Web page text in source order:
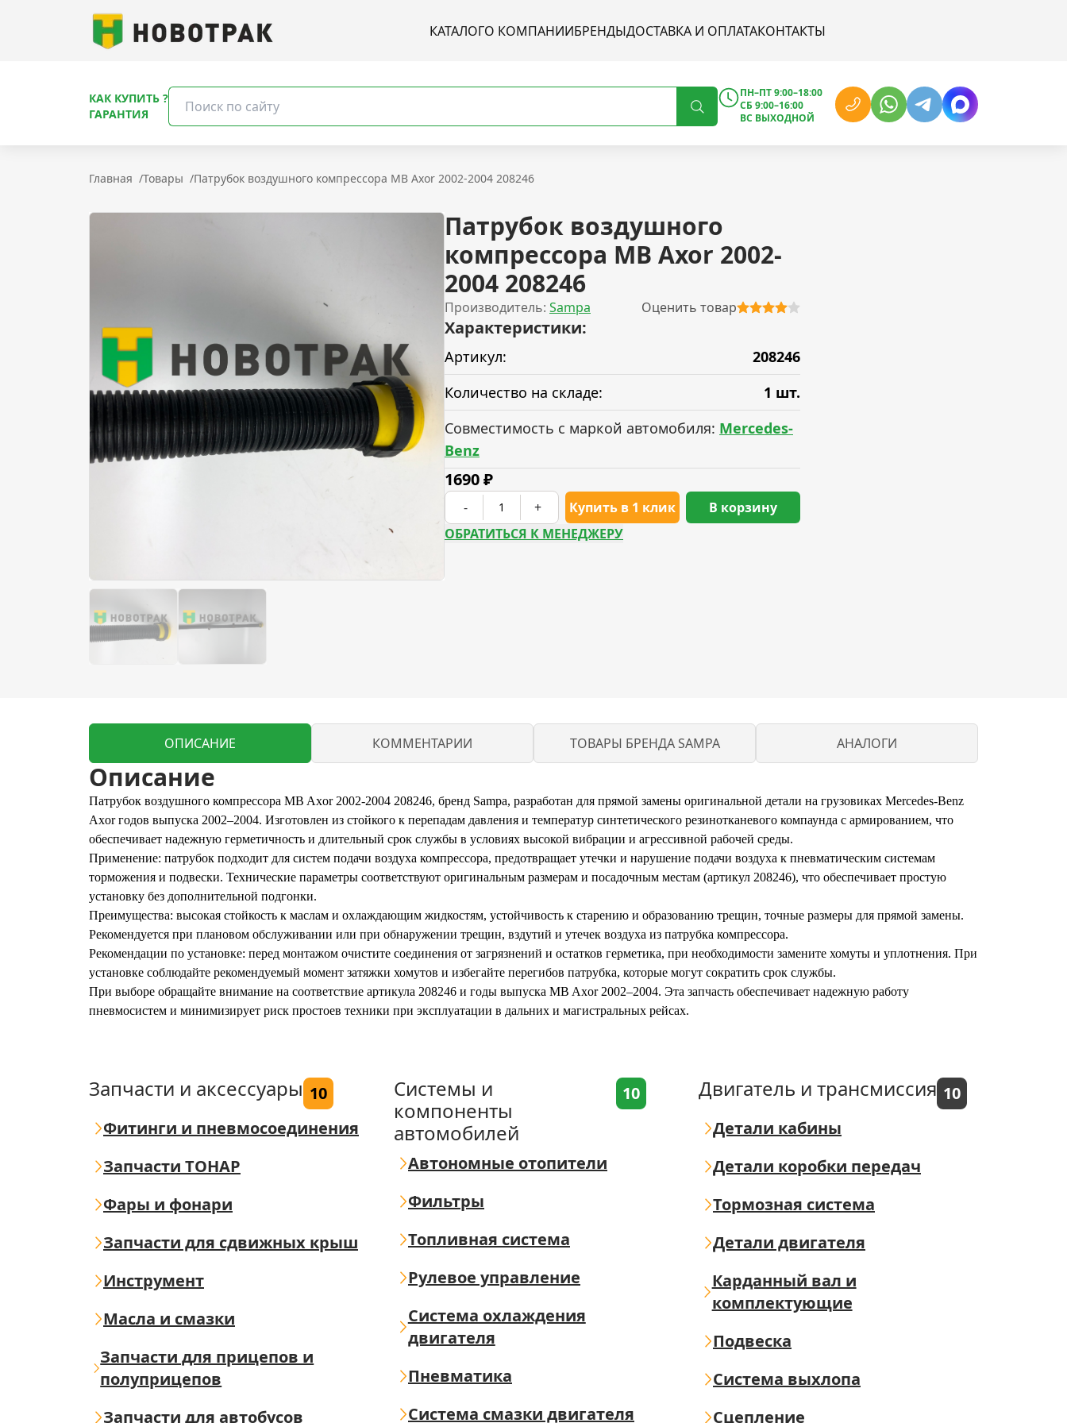
КАТАЛОГО КОМПАНИИБРЕНДЫДОСТАВКА И ОПЛАТАКОНТАКТЫ
КАК КУПИТЬ ?
ГАРАНТИЯ
ПН–ПТ 9:00–18:00
СБ 9:00–16:00
ВС ВЫХОДНОЙ
Главная /Товары /Патрубок воздушного компрессора MB Axor 2002-2004 208246
Патрубок воздушного
компрессора MB Axor 2002-
2004 208246
Производитель: Sampa Оценить товар
Характеристики:
Артикул:
208246
Количество на складе:
1 шт.
Совместимость с маркой автомобиля: Mercedes-
Benz
1690₽
- + Купить в 1 клик
В корзину
ОБРАТИТЬСЯ К МЕНЕДЖЕРУ
ОПИСАНИЕ КОММЕНТАРИИ ТОВАРЫ БРЕНДА SAMPA АНАЛОГИ
Описание
Патрубок воздушного компрессора MB Axor 2002-2004 208246, бренд Sampa, разработан для прямой замены оригинальной детали на грузовиках Mercedes‑Benz
Axor годов выпуска 2002–2004. Изготовлен из стойкого к перепадам давления и температур синтетического резинотканевого компаунда с армированием, что
обеспечивает надежную герметичность и длительный срок службы в условиях высокой вибрации и агрессивной рабочей среды.
Применение: патрубок подходит для систем подачи воздуха компрессора, предотвращает утечки и нарушение подачи воздуха к пневматическим системам
торможения и подвески. Технические параметры соответствуют оригинальным размерам и посадочным местам (артикул 208246), что обеспечивает простую
установку без дополнительной подгонки.
Преимущества: высокая стойкость к маслам и охлаждающим жидкостям, устойчивость к старению и образованию трещин, точные размеры для прямой замены.
Рекомендуется при плановом обслуживании или при обнаружении трещин, вздутий и утечек воздуха из патрубка компрессора.
Рекомендации по установке: перед монтажом очистите соединения от загрязнений и остатков герметика, при необходимости замените хомуты и уплотнения. При
установке соблюдайте рекомендуемый момент затяжки хомутов и избегайте перегибов патрубка, которые могут сократить срок службы.
При выборе обращайте внимание на соответствие артикула 208246 и годы выпуска MB Axor 2002–2004. Эта запчасть обеспечивает надежную работу
пневмосистем и минимизирует риск простоев техники при эксплуатации в дальних и магистральных рейсах.
Запчасти и аксессуары 10
Фитинги и пневмосоединения
Запчасти ТОНАР
Фары и фонари
Запчасти для сдвижных крыш
Инструмент
Масла и смазки
Запчасти для прицепов и
полуприцепов
Запчасти для автобусов
Системы и
компоненты
автомобилей
10
Автономные отопители
Фильтры
Топливная система
Рулевое управление
Система охлаждения
двигателя
Пневматика
Система смазки двигателя
Двигатель и трансмиссия 10
Детали кабины
Детали коробки передач
Тормозная система
Детали двигателя
Карданный вал и
комплектующие
Подвеска
Система выхлопа
Сцепление